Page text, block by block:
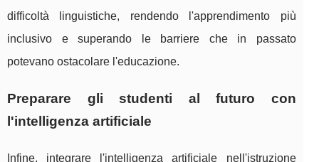
difficoltà linguistiche, rendendo l'apprendimento più
inclusivo e superando le barriere che in passato
potevano ostacolare l'educazione.
Preparare gli studenti al futuro con
l'intelligenza artificiale
Infine, integrare l'intelligenza artificiale nell'istruzione